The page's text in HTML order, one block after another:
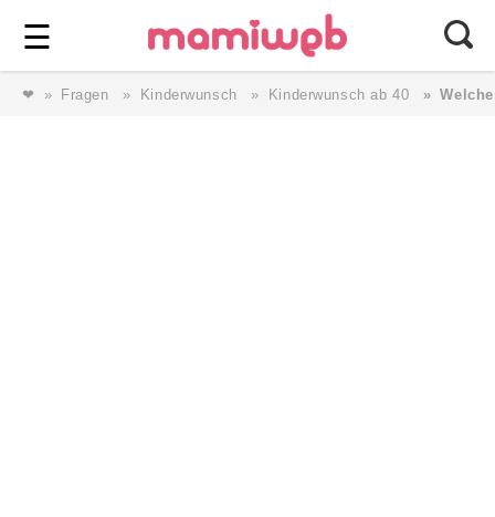
☰ ⎯ Wir lieben Familie ⎯
❤ Fragen Kinderwunsch Kinderwunsch ab 40